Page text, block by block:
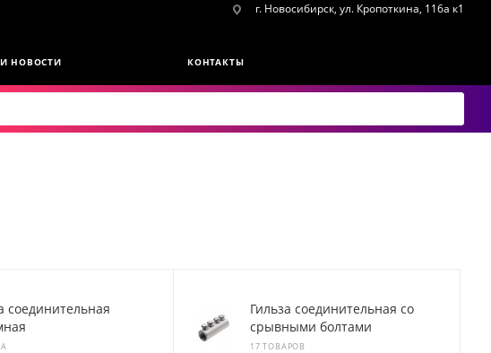
г. Новосибирск, ул. Кропоткина, 116а к1
И НОВОСТИ КОНТАКТЫ
соединительная
Гильза соединительная со
срывными болтами
17 ТОВАРОВ